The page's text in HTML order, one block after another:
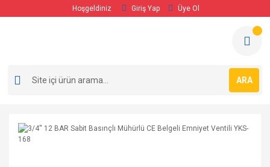
Hoşgeldiniz Giriş Yap Üye Ol
ARA